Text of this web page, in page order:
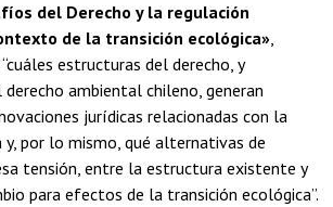
del Derecho y la regulación
de la transición ecológica»,
estructuras del derecho, y
ambiental chileno, generan
jurídicas relacionadas con la
por lo mismo, qué alternativas de
tensión, entre la estructura existente y
para efectos de la transición ecológica”.